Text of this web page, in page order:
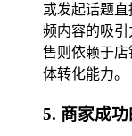
或发起话题
频内容的吸
售则依赖于
体转化能力。
5. 商家成